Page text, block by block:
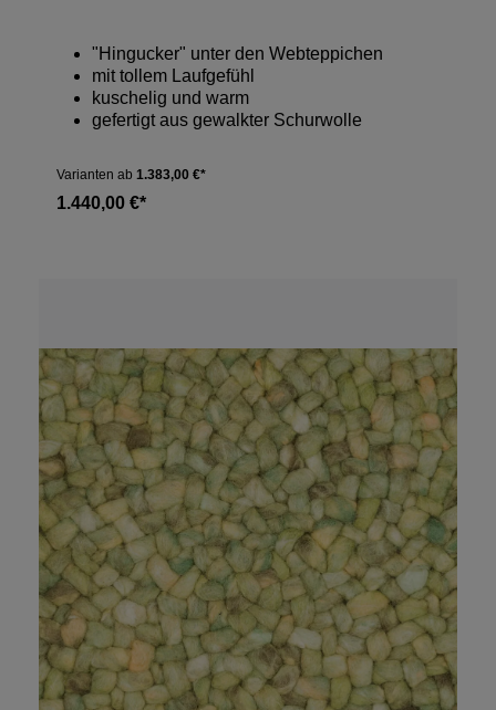
"Hingucker" unter den Webteppichen
mit tollem Laufgefühl
kuschelig und warm
gefertigt aus gewalkter Schurwolle
Varianten ab 1.383,00 €*
1.440,00 €*